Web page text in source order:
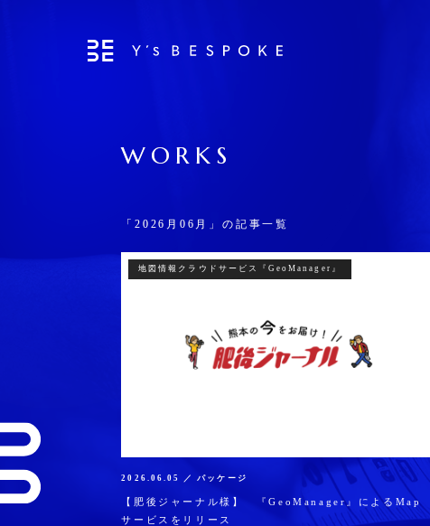
WORKS
「2026月06月」の記事一覧
地図情報クラウドサービス『GeoManager』
2026.06.05 ／ パッケージ
【肥後ジャーナル様】 『GeoManager』によるMap
サービスをリリース